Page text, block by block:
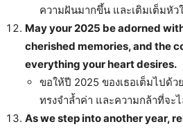
ความฝันมากขึ้น และเติมเต็มหัว
May your 2025 be adorned
cherished memories, and the
everything your heart desires.
ขอให้ปี 2025 ของเธอเต็มไปด้ว
ทรงจำล้ำค่า และความกล้าที่จะ
As we step into another year,